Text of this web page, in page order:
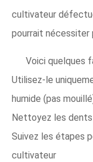
cultivateur
pourrait
Voici quelques
Utilisez-le
humide (pas
Nettoyez les
Suivez les étapes
cultivateur